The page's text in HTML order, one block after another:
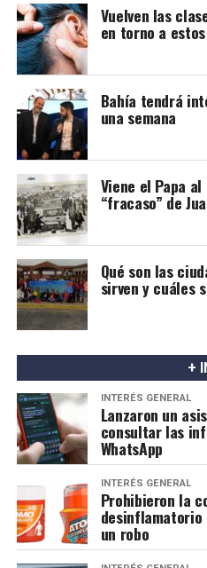
tres pisos en ese sector de la
Vuelven las
en torno a
Bahía tendrá
una semana
Viene el Papa
“fracaso” de
Qué son las
sirven y cuáles
+
INTERÉS GENERAL
Lanzaron un
consultar las
WhatsApp
INTERÉS GENERAL
Prohibieron la
desinflamatorio
un robo